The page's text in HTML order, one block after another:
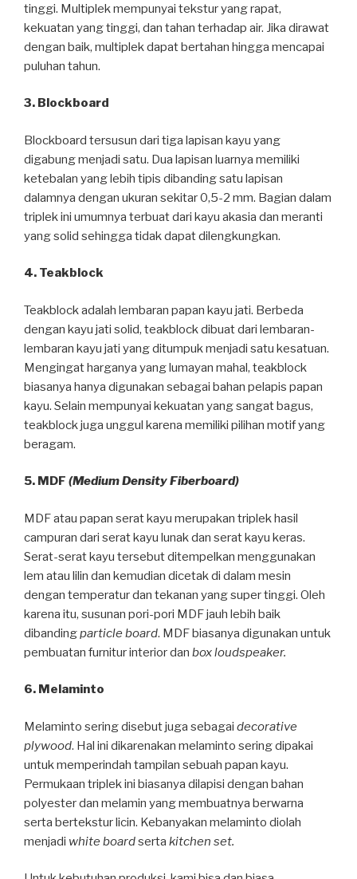
tinggi. Multiplek mempunyai tekstur yang rapat,
kekuatan yang tinggi, dan tahan terhadap air. Jika dirawat
dengan baik, multiplek dapat bertahan hingga mencapai
puluhan tahun.
3. Blockboard
Blockboard tersusun dari tiga lapisan kayu yang
digabung menjadi satu. Dua lapisan luarnya memiliki
ketebalan yang lebih tipis dibanding satu lapisan
dalamnya dengan ukuran sekitar 0,5-2 mm. Bagian dalam
triplek ini umumnya terbuat dari kayu akasia dan meranti
yang solid sehingga tidak dapat dilengkungkan.
4. Teakblock
Teakblock adalah lembaran papan kayu jati. Berbeda
dengan kayu jati solid, teakblock dibuat dari lembaran-
lembaran kayu jati yang ditumpuk menjadi satu kesatuan.
Mengingat harganya yang lumayan mahal, teakblock
biasanya hanya digunakan sebagai bahan pelapis papan
kayu. Selain mempunyai kekuatan yang sangat bagus,
teakblock juga unggul karena memiliki pilihan motif yang
beragam.
5. MDF (Medium Density Fiberboard)
MDF atau papan serat kayu merupakan triplek hasil
campuran dari serat kayu lunak dan serat kayu keras.
Serat-serat kayu tersebut ditempelkan menggunakan
lem atau lilin dan kemudian dicetak di dalam mesin
dengan temperatur dan tekanan yang super tinggi. Oleh
karena itu, susunan pori-pori MDF jauh lebih baik
dibandingparticle board. MDF biasanya digunakan untuk
pembuatan furnitur interior dan box loudspeaker.
6. Melaminto
Melaminto sering disebut juga sebagai decorative
plywood. Hal ini dikarenakan melaminto sering dipakai
untuk memperindah tampilan sebuah papan kayu.
Permukaan triplek ini biasanya dilapisi dengan bahan
polyester dan melamin yang membuatnya berwarna
serta bertekstur licin. Kebanyakan melaminto diolah
menjadi white boardserta kitchen set.